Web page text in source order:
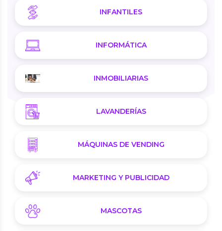
INFANTILES
INFORMÁTICA
INMOBILIARIAS
LAVANDERÍAS
MÁQUINAS DE VENDING
MARKETING Y PUBLICIDAD
MASCOTAS